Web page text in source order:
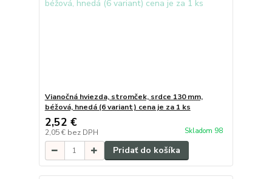
Vianočná hviezda, stromček, srdce 130 mm,
béžová, hnedá (6 variant) cena je za 1 ks
2,52 €
2,05 € bez DPH Skladom 98
Pridať do košíka